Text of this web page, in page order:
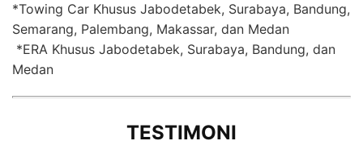
*Towing Car Khusus Jabodetabek, Surabaya, Bandung,
Semarang, Palembang, Makassar, dan Medan
*ERA Khusus Jabodetabek, Surabaya, Bandung, dan
Medan
TESTIMONI